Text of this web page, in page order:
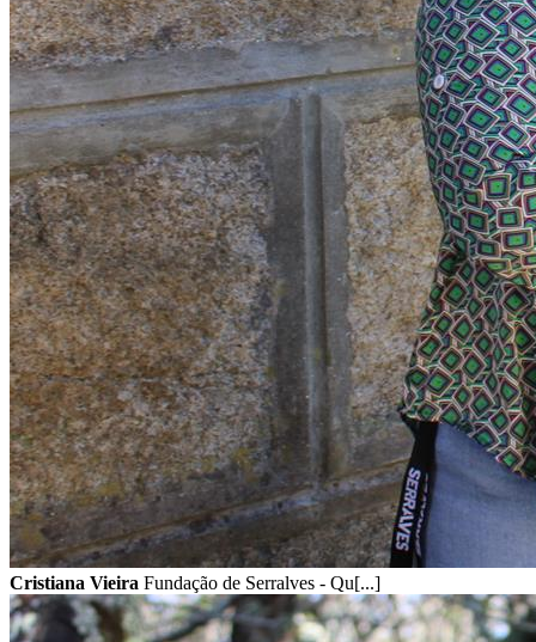
Cristiana Vieira Fundação de Serralves - Qu[...]